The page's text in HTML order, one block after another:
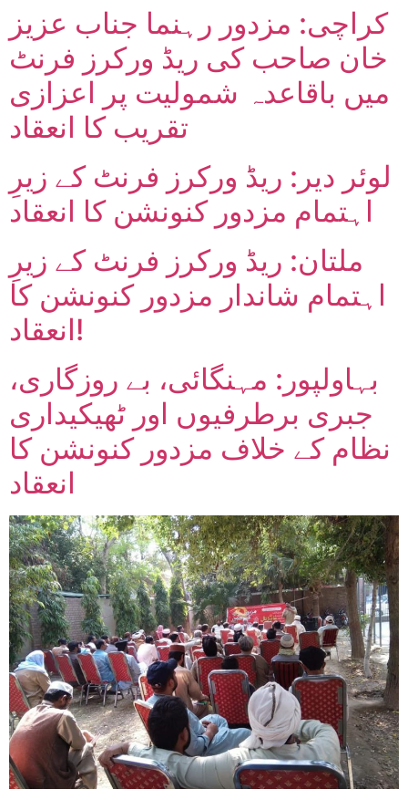
کراچی: مزدور رہنما جناب عزیز
خان صاحب کی ریڈ ورکرز فرنٹ
میں باقاعدہ شمولیت پر اعزازی
تقریب کا انعقاد
لوئر دیر: ریڈ ورکرز فرنٹ کے زیرِ
اہتمام مزدور کنونشن کا انعقاد
ملتان: ریڈ ورکرز فرنٹ کے زیرِ
اہتمام شاندار مزدور کنونشن کا
انعقاد!
بہاولپور: مہنگائی، بے روزگاری،
جبری برطرفیوں اور ٹھیکیداری
نظام کے خلاف مزدور کنونشن کا
انعقاد